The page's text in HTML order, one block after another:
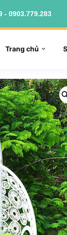
- 0903.779.283
Trang chủ